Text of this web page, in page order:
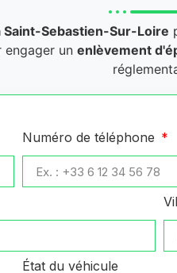
Saint-Sebastien-Sur-Loire
un enlèvement
Numéro de téléphone
État du véhicule